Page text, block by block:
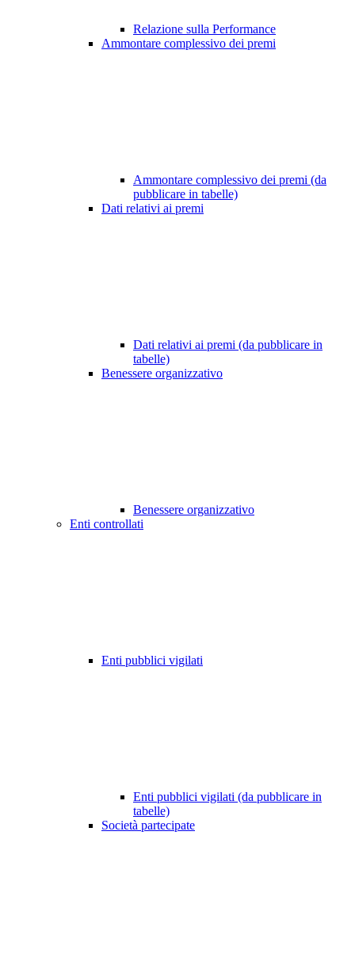
Relazione sulla Performance
Ammontare complessivo dei premi
Ammontare complessivo dei premi (da
pubblicare in tabelle)
Dati relativi ai premi
Dati relativi ai premi (da pubblicare in
tabelle)
Benessere organizzativo
Benessere organizzativo
Enti controllati
Enti pubblici vigilati
Enti pubblici vigilati (da pubblicare in
tabelle)
Società partecipate